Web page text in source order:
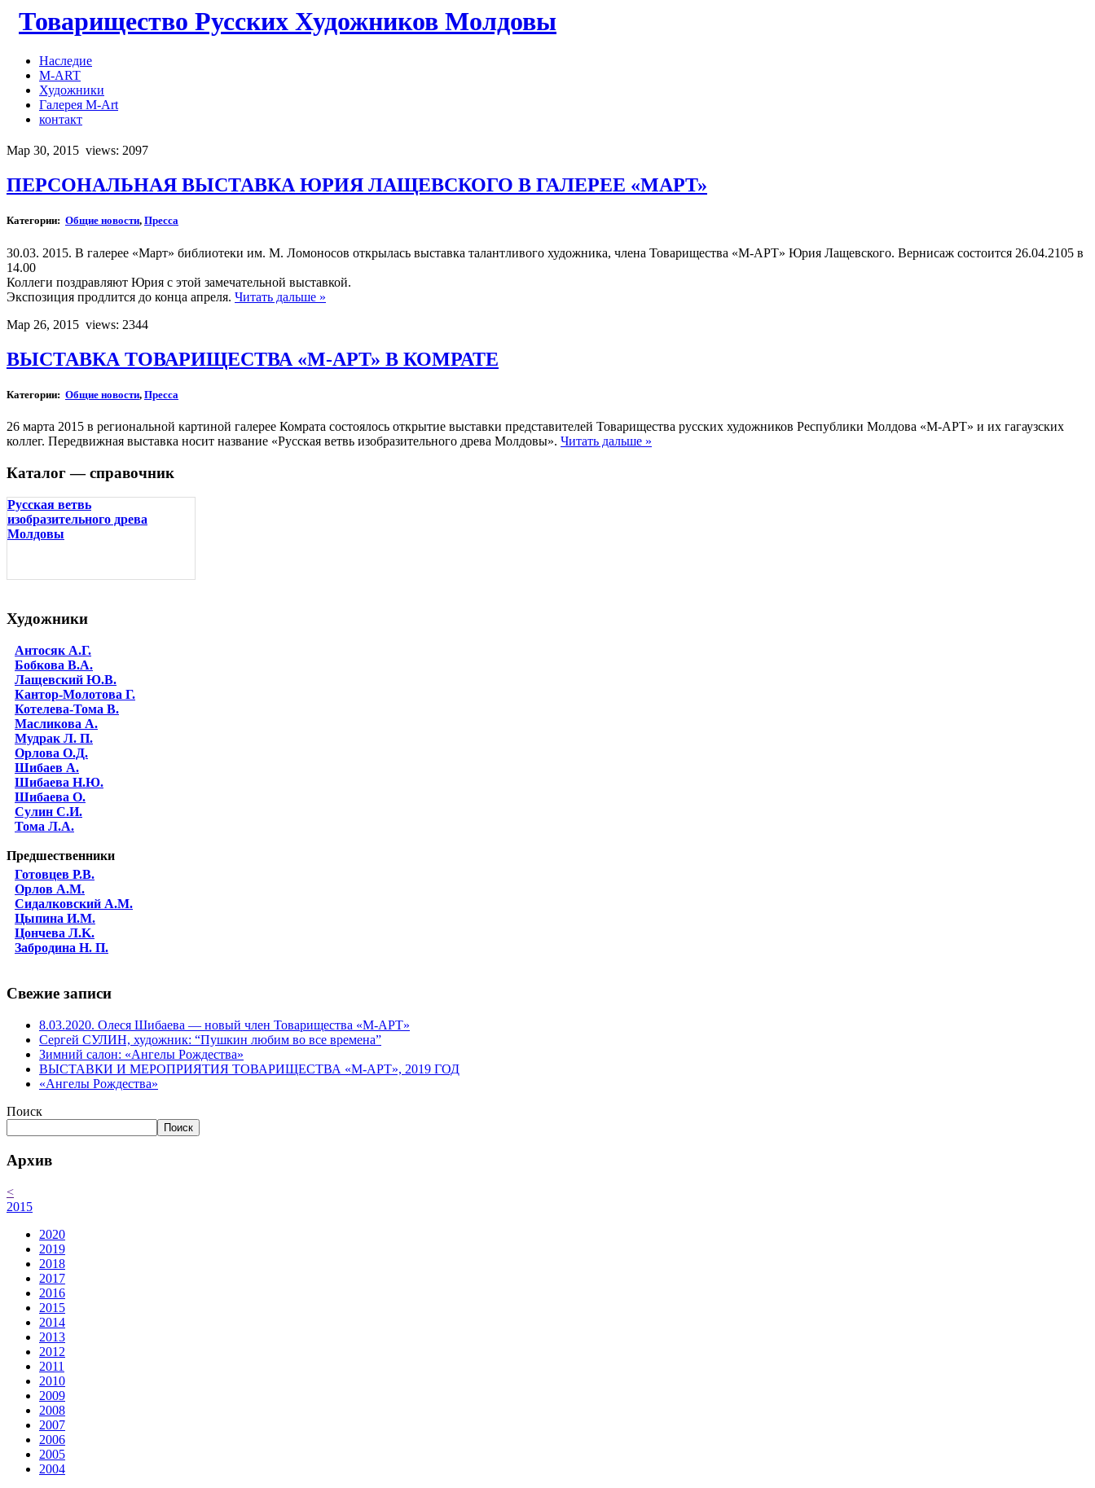
Товарищество Русских Художников Молдовы
Наследие
M-ART
Художники
Галерея M-Art
контакт
Мар 30, 2015 views: 2097
ПЕРСОНАЛЬНАЯ ВЫСТАВКА ЮРИЯ ЛАЩЕВСКОГО В ГАЛЕРЕЕ «МАРТ»
Категории: Общие новости, Пресса
30.03. 2015. В галерее «Март» библиотеки им. М. Ломоносов открылась выставка талантливого художника, члена Товарищества «М-АРТ» Юрия Лащевского. Вернисаж состоится 26.04.2105 в
14.00
Коллеги поздравляют Юрия с этой замечательной выставкой.
Экспозиция продлится до конца апреля. Читать дальше »
Мар 26, 2015 views: 2344
ВЫСТАВКА ТОВАРИЩЕСТВА «М-АРТ» В КОМРАТЕ
Категории: Общие новости, Пресса
26 марта 2015 в региональной картиной галерее Комрата состоялось открытие выставки представителей Товарищества русских художников Республики Молдова «М-АРТ» и их гагаузских
коллег. Передвижная выставка носит название «Русская ветвь изобразительного древа Молдовы». Читать дальше »
Каталог — справочник
Русская ветвь
изобразительного древа
Молдовы
Художники
Антосяк А.Г.
Бобкова В.А.
Лащевский Ю.В.
Кантор-Молотова Г.
Котелева-Тома В.
Масликова А.
Мудрак Л. П.
Орлова О.Д.
Шибаев А.
Шибаева Н.Ю.
Шибаева O.
Сулин С.И.
Тома Л.А.
Предшественники
Готовцев Р.В.
Орлов А.М.
Сидалковский А.М.
Цыпина И.М.
Цончева Л.K.
Забродина Н. П.
Свежие записи
8.03.2020. Олеся Шибаева — новый член Товарищества «М-АРТ»
Сергей СУЛИН, художник: “Пушкин любим во все времена”
Зимний салон: «Ангелы Рождества»
ВЫСТАВКИ И МЕРОПРИЯТИЯ ТОВАРИЩЕСТВА «М-АРТ», 2019 ГОД
«Ангелы Рождества»
Поиск
Поиск
Архив
<
2015
2020
2019
2018
2017
2016
2015
2014
2013
2012
2011
2010
2009
2008
2007
2006
2005
2004